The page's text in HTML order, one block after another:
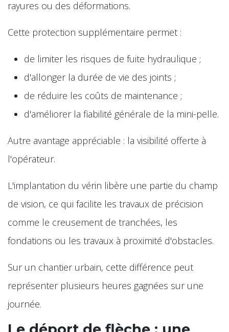
rayures ou des déformations.
Cette protection supplémentaire permet :
de limiter les risques de fuite hydraulique ;
d'allonger la durée de vie des joints ;
de réduire les coûts de maintenance ;
d'améliorer la fiabilité générale de la mini-pelle.
Autre avantage appréciable : la visibilité offerte à
l'opérateur.
L'implantation du vérin libère une partie du champ
de vision, ce qui facilite les travaux de précision
comme le creusement de tranchées, les
fondations ou les travaux à proximité d'obstacles.
Sur un chantier urbain, cette différence peut
représenter plusieurs heures gagnées sur une
journée.